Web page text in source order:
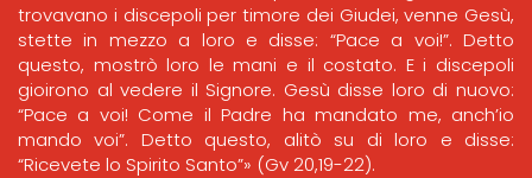
trovavano i discepoli per timore dei Giudei, venne Gesù,
stette in mezzo a loro e disse: “Pace a voi!”. Detto
questo, mostrò loro le mani e il costato. E i discepoli
gioirono al vedere il Signore. Gesù disse loro di nuovo:
“Pace a voi! Come il Padre ha mandato me, anch’io
mando voi”. Detto questo, alitò su di loro e disse:
“Ricevete lo Spirito Santo”» (Gv 20,19-22).